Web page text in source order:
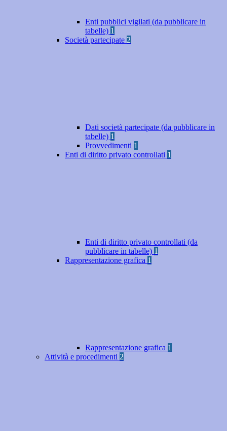
Enti pubblici vigilati (da pubblicare in
tabelle) 1
Società partecipate 2
Dati società partecipate (da pubblicare in
tabelle) 1
Provvedimenti 1
Enti di diritto privato controllati 1
Enti di diritto privato controllati (da
pubblicare in tabelle) 1
Rappresentazione grafica 1
Rappresentazione grafica 1
Attività e procedimenti 2